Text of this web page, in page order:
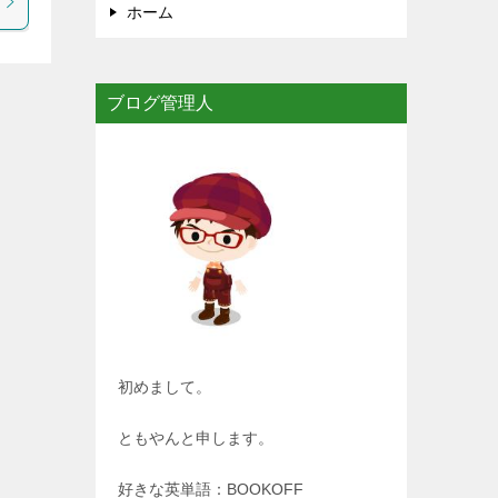
ホーム
ブログ管理人
初めまして。
ともやんと申します。
好きな英単語：BOOKOFF